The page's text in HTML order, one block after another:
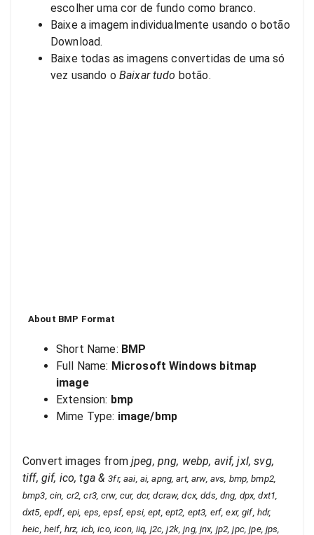
escolher uma cor de fundo como branco.
Baixe a imagem individualmente usando o botão
Download.
Baixe todas as imagens convertidas de uma só
vez usando o Baixar tudo botão.
About BMP Format
Short Name: BMP
Full Name: Microsoft Windows bitmap
image
Extension: bmp
Mime Type: image/bmp
Convert images fromjpeg, png, webp, avif, jxl, svg,
tiff, gif, ico, tga&3fr, aai, ai, apng, art, arw, avs, bmp, bmp2,
bmp3, cin, cr2, cr3, crw, cur, dcr, dcraw, dcx, dds, dng, dpx, dxt1,
dxt5, epdf, epi, eps, epsf, epsi, ept, ept2, ept3, erf, exr, gif, hdr,
heic, heif, hrz, icb, ico, icon, iiq, j2c, j2k, jng, jnx, jp2, jpc, jpe, jps,